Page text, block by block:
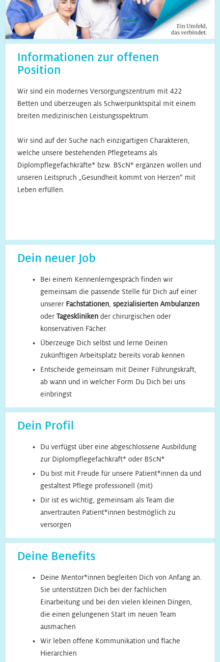
Informationen zur offenen
Position
Wir sind ein modernes Versorgungszentrum mit 422
Betten und überzeugen als Schwerpunktspital mit einem
breiten medizinischen Leistungsspektrum.
Wir sind auf der Suche nach einzigartigen Charakteren,
welche unsere bestehenden Pflegeteams als
Diplompflegefachkräfte* bzw. BScN* ergänzen wollen und
unseren Leitspruch „Gesundheit kommt von Herzen“ mit
Leben erfüllen.
Dein neuer Job
Bei einem Kennenlerngespräch finden wir
gemeinsam die passende Stelle für Dich auf einer
unserer Fachstationen spezialisierten Ambulanzen
oder Tageskliniken der chirurgischen oder
konservativen Fächer.
Überzeuge Dich selbst und lerne Deinen
zukünftigen Arbeitsplatz bereits vorab kennen
Entscheide gemeinsam mit Deiner Führungskraft,
ab wann und in welcher Form Du Dich bei uns
einbringst
Dein Profil
Du verfügst über eine abgeschlossene Ausbildung
zur Diplompflegefachkraft* oder BScN*
Du bist mit Freude für unsere Patient*innen da und
gestaltest Pflege professionell (mit)
Dir ist es wichtig, gemeinsam als Team die
anvertrauten Patient*innen bestmöglich zu
versorgen
Deine Benefits
Deine Mentor*innen begleiten Dich von Anfang an.
Sie unterstützen Dich bei der fachlichen
Einarbeitung und bei den vielen kleinen Dingen,
die einen gelungenen Start im neuen Team
ausmachen
Wir leben offene Kommunikation und flache
Hierarchien